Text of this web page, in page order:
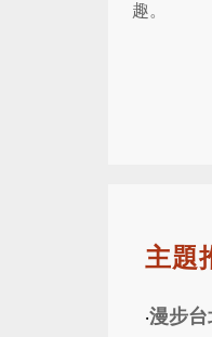
趣。
主題
‧漫步